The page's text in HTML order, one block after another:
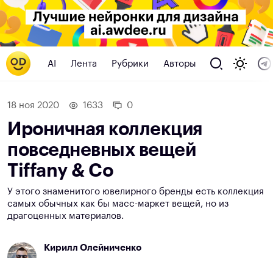
AI Лента Рубрики Авторы
18 ноя 2020 1633 0
Ироничная коллекция
повседневных вещей
Tiffany & Co
У этого знаменитого ювелирного бренды есть коллекция
самых обычных как бы масс-маркет вещей, но из
драгоценных материалов.
Кирилл Олейниченко